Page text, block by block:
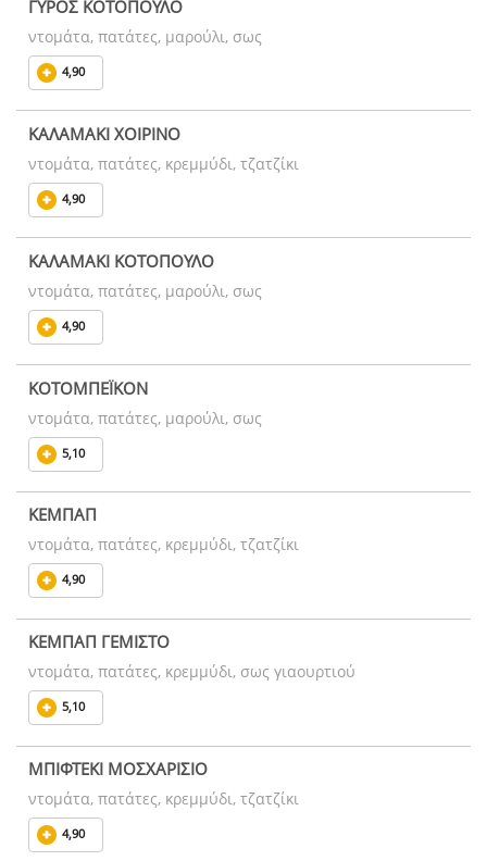
ΓΥΡΟΣ ΚΟΤΟΠΟΥΛΟ
ντομάτα, πατάτες, μαρούλι, σως
4,90
ΚΑΛΑΜΑΚΙ ΧΟΙΡΙΝΟ
ντομάτα, πατάτες, κρεμμύδι, τζατζίκι
4,90
ΚΑΛΑΜΑΚΙ ΚΟΤΟΠΟΥΛΟ
ντομάτα, πατάτες, μαρούλι, σως
4,90
ΚΟΤΟΜΠΕΪΚΟΝ
ντομάτα, πατάτες, μαρούλι, σως
5,10
ΚΕΜΠΑΠ
ντομάτα, πατάτες, κρεμμύδι, τζατζίκι
4,90
ΚΕΜΠΑΠ ΓΕΜΙΣΤΟ
ντομάτα, πατάτες, κρεμμύδι, σως γιαουρτιού
5,10
ΜΠΙΦΤΕΚΙ ΜΟΣΧΑΡΙΣΙΟ
ντομάτα, πατάτες, κρεμμύδι, τζατζίκι
4,90